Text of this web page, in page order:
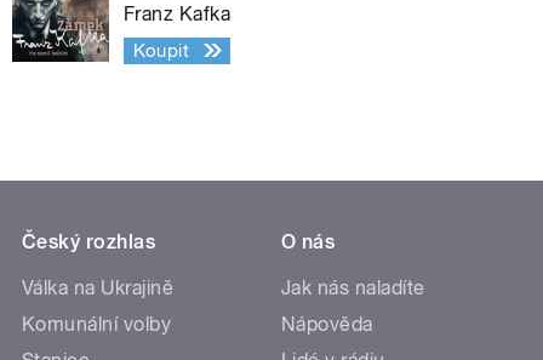
Franz Kafka
Koupit
Český rozhlas
Válka na Ukrajině
Komunální volby
O nás
Jak nás naladíte
Nápověda